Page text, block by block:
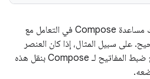
من خلال توفير المفاتيح، يمكنك مساعدة Compose في التعامل مع
على سبيل المثال، إذا كان العنصر
يتضمّن حالة محفوظة، سيسمح ضبط المفاتيح لـ Compose بنقل هذه